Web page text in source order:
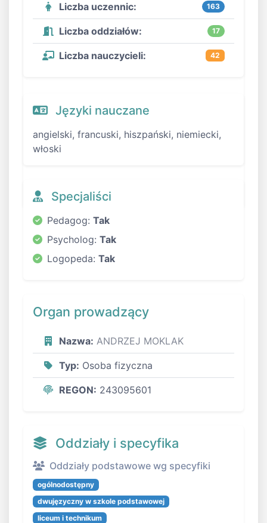
Liczba uczennic: 163
Liczba oddziałów: 17
Liczba nauczycieli: 42
Języki nauczane
angielski, francuski, hiszpański, niemiecki,
włoski
Specjaliści
Pedagog: Tak
Psycholog: Tak
Logopeda: Tak
Organ prowadzący
Nazwa: ANDRZEJ MOKLAK
Typ: Osoba fizyczna
REGON: 243095601
Oddziały i specyfika
Oddziały podstawowe wg specyfiki
ogólnodostępny
dwujęzyczny w szkole podstawowej
liceum i technikum